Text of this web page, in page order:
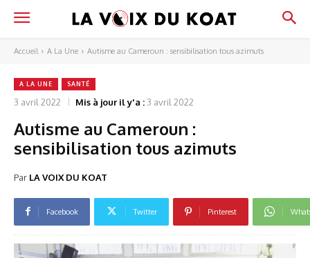
Accueil A La Une Autisme au Cameroun : sensibilisation tous azimuts
A LA UNE SANTÉ
3 avril 2022 Mis à jour il y'a : 3 avril 2022
Autisme au Cameroun :
sensibilisation tous azimuts
Par LA VOIX DU KOAT
Facebook Twitter Pinterest